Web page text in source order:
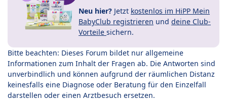
Neu hier? Jetzt kostenlos im HiPP Mein
BabyClub registrieren und deine Club-
Vorteile sichern.
Bitte beachten: Dieses Forum bildet nur allgemeine
Informationen zum Inhalt der Fragen ab. Die Antworten sind
unverbindlich und können aufgrund der räumlichen Distanz
keinesfalls eine Diagnose oder Beratung für den Einzelfall
darstellen oder einen Arztbesuch ersetzen.